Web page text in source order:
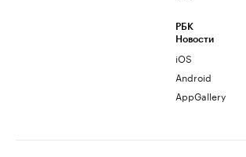
РБК
Новости
iOS
Android
AppGallery